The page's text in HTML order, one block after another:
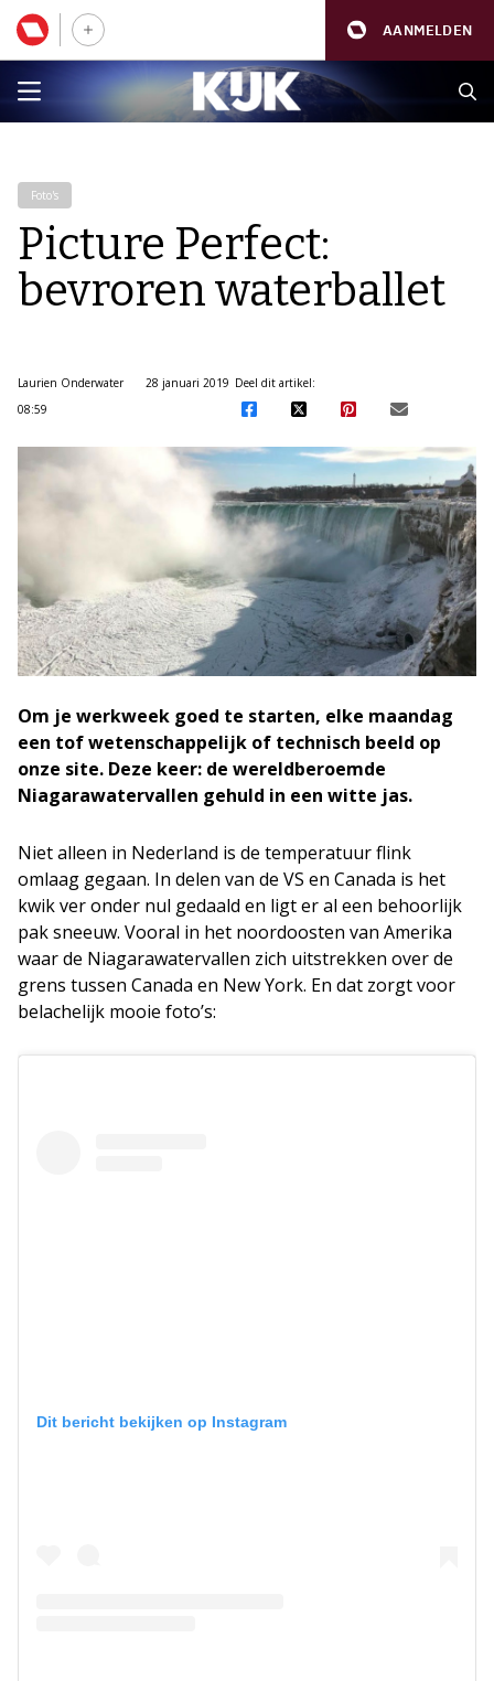
AANMELDEN
Foto's
Picture Perfect:
bevroren waterballet
Laurien Onderwater
28 januari 2019
08:59
Deel dit artikel:
Om je werkweek goed te starten, elke maandag
een tof wetenschappelijk of technisch beeld op
onze site. Deze keer: de wereldberoemde
Niagarawatervallen gehuld in een witte jas.
Niet alleen in Nederland is de temperatuur flink
omlaag gegaan. In delen van de VS en Canada is het
kwik ver onder nul gedaald en ligt er al een behoorlijk
pak sneeuw. Vooral in het noordoosten van Amerika
waar de Niagarawatervallen zich uitstrekken over de
grens tussen Canada en New York. En dat zorgt voor
belachelijk mooie foto’s:
Dit bericht bekijken op Instagram